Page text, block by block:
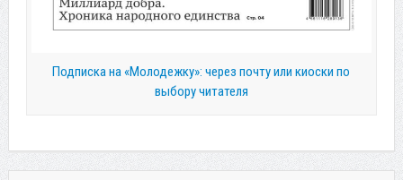
Подписка на «Молодежку»: через почту или киоски по
выбору читателя